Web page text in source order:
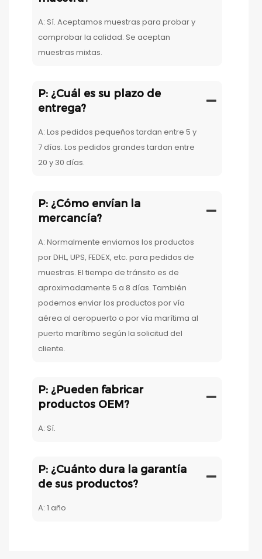
A: Sí. Aceptamos muestras para probar y
comprobar la calidad. Se aceptan
muestras mixtas.
P: ¿Cuál es su plazo de
entrega?
A: Los pedidos pequeños tardan entre 5 y
7 días. Los pedidos grandes tardan entre
20 y 30 días.
P: ¿Cómo envían la
mercancía?
A: Normalmente enviamos los productos
por DHL, UPS, FEDEX, etc. para pedidos de
muestras. El tiempo de tránsito es de
aproximadamente 5 a 8 días. También
podemos enviar los productos por vía
aérea al aeropuerto o por vía marítima al
puerto marítimo según la solicitud del
cliente.
P: ¿Pueden fabricar
productos OEM?
A: Sí.
P: ¿Cuánto dura la garantía
de sus productos?
A: 1 año